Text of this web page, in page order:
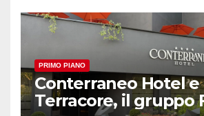
PRIMO PIANO
Conterraneo Hotel e
Terracore, il gruppo